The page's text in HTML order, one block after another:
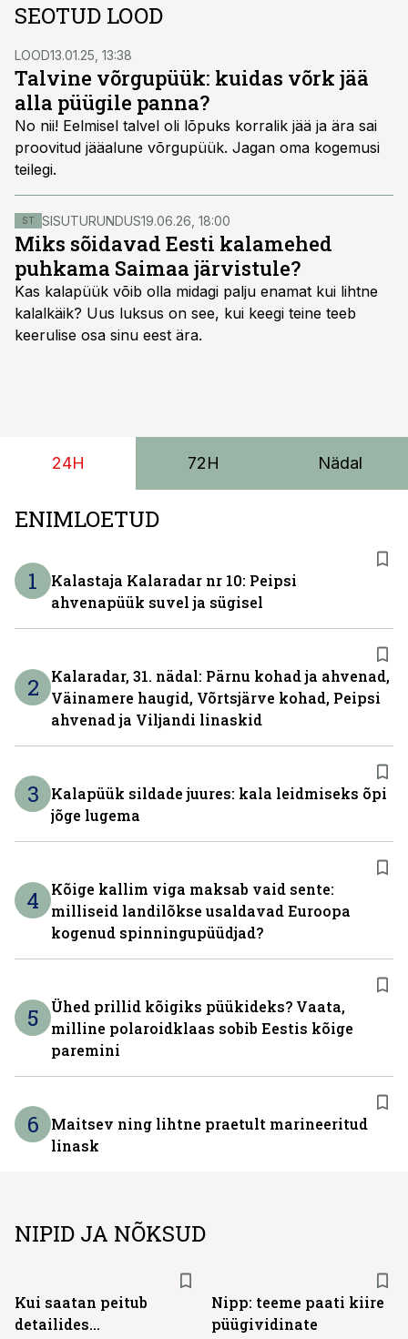
SEOTUD LOOD
LOOD13.01.25, 13:38
Talvine võrgupüük: kuidas võrk jää
alla püügile panna?
No nii! Eelmisel talvel oli lõpuks korralik jää ja ära sai
proovitud jääalune võrgupüük. Jagan oma kogemusi
teilegi.
ST SISUTURUNDUS19.06.26, 18:00
Miks sõidavad Eesti kalamehed
puhkama Saimaa järvistule?
Kas kalapüük võib olla midagi palju enamat kui lihtne
kalalkäik? Uus luksus on see, kui keegi teine teeb
keerulise osa sinu eest ära.
24H 72H Nädal
ENIMLOETUD
1
Kalastaja Kalaradar nr 10: Peipsi
ahvenapüük suvel ja sügisel
2
Kalaradar, 31. nädal: Pärnu kohad ja ahvenad,
Väinamere haugid, Võrtsjärve kohad, Peipsi
ahvenad ja Viljandi linaskid
3
Kalapüük sildade juures: kala leidmiseks õpi
jõge lugema
4
Kõige kallim viga maksab vaid sente:
milliseid landilõkse usaldavad Euroopa
kogenud spinningupüüdjad?
5
Ühed prillid kõigiks püükideks? Vaata,
milline polaroidklaas sobib Eestis kõige
paremini
6
Maitsev ning lihtne praetult marineeritud
linask
NIPID JA NÕKSUD
Kui saatan peitub
detailides...
Nipp: teeme paati kiire
püügividinate